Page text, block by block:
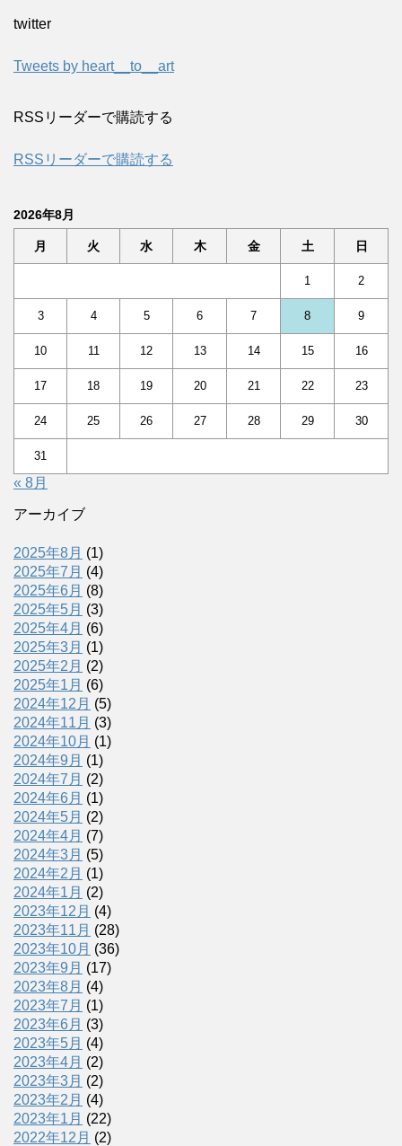
twitter
Tweets by heart__to__art
RSSリーダーで購読する
RSSリーダーで購読する
2026年8月
月 火 水 木 金 土 日
1 2
3 4 5 6 7 8 9
10 11 12 13 14 15 16
17 18 19 20 21 22 23
24 25 26 27 28 29 30
31
« 8月
アーカイブ
2025年8月 (1)
2025年7月 (4)
2025年6月 (8)
2025年5月 (3)
2025年4月 (6)
2025年3月 (1)
2025年2月 (2)
2025年1月 (6)
2024年12月 (5)
2024年11月 (3)
2024年10月 (1)
2024年9月 (1)
2024年7月 (2)
2024年6月 (1)
2024年5月 (2)
2024年4月 (7)
2024年3月 (5)
2024年2月 (1)
2024年1月 (2)
2023年12月 (4)
2023年11月 (28)
2023年10月 (36)
2023年9月 (17)
2023年8月 (4)
2023年7月 (1)
2023年6月 (3)
2023年5月 (4)
2023年4月 (2)
2023年3月 (2)
2023年2月 (4)
2023年1月 (22)
2022年12月 (2)